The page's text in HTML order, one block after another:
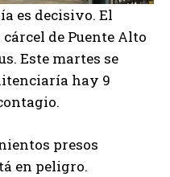
es decisivo. El
de Puente Alto
Este martes se
hay 9
presos
en peligro.